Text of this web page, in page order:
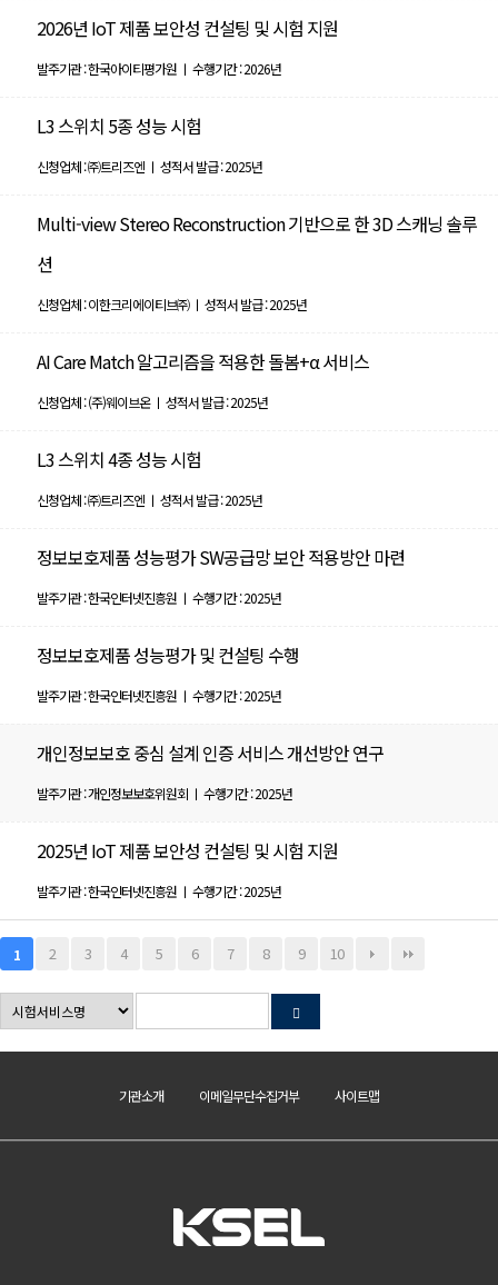
2026년 IoT 제품 보안성 컨설팅 및 시험 지원
발주기관 : 한국아이티평가원 ㅣ 수행기간 : 2026년
L3 스위치 5종 성능 시험
신청업체 : ㈜트리즈엔 ㅣ 성적서 발급 : 2025년
Multi-view Stereo Reconstruction 기반으로 한 3D 스캐닝 솔루
션
신청업체 : 이한크리에이티브㈜ ㅣ 성적서 발급 : 2025년
AI Care Match 알고리즘을 적용한 돌봄+α 서비스
신청업체 : (주)웨이브온 ㅣ 성적서 발급 : 2025년
L3 스위치 4종 성능 시험
신청업체 : ㈜트리즈엔 ㅣ 성적서 발급 : 2025년
정보보호제품 성능평가 SW공급망 보안 적용방안 마련
발주기관 : 한국인터넷진흥원 ㅣ 수행기간 : 2025년
정보보호제품 성능평가 및 컨설팅 수행
발주기관 : 한국인터넷진흥원 ㅣ 수행기간 : 2025년
개인정보보호 중심 설계 인증 서비스 개선방안 연구
발주기관 : 개인정보보호위원회 ㅣ 수행기간 : 2025년
2025년 IoT 제품 보안성 컨설팅 및 시험 지원
발주기관 : 한국인터넷진흥원 ㅣ 수행기간 : 2025년
1 2 3 4 5 6 7 8 9 10
기관소개 이메일무단수집거부 사이트맵